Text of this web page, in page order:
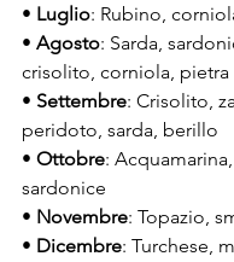
• Luglio: Rubino,
• Agosto: Sarda,
crisolito, corniola, pietra
• Settembre: Crisolito,
peridoto, sarda, berillo
• Ottobre:
sardonice
• Novembre: Topazio,
• Dicembre: Turchese,